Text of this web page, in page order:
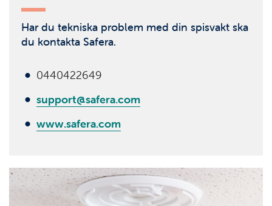
Har du tekniska problem med din spisvakt ska
du kontakta Safera.
0440422649
support@safera.com
www.safera.com